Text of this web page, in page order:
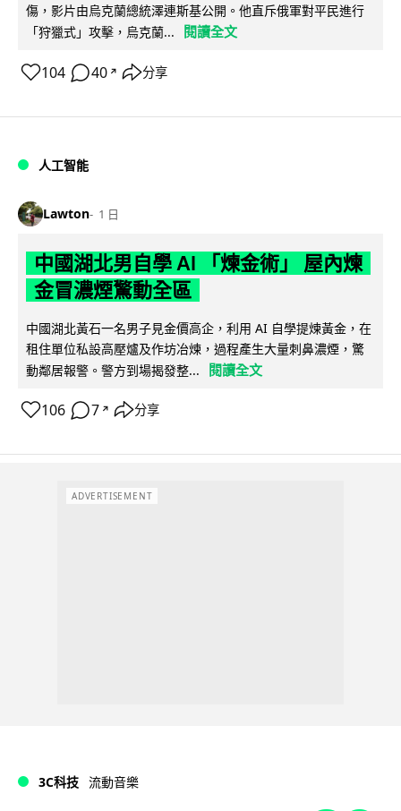
傷，影片由烏克蘭總統澤連斯基公開。他直斥俄軍對平民進行
「狩獵式」攻擊，烏克蘭...
閱讀全文
104 40 ↗ 分享
人工智能
Lawton 1 日
中國湖北男自學 AI 「煉金術」 屋內煉
金冒濃煙驚動全區
中國湖北黃石一名男子見金價高企，利用 AI 自學提煉黃金，在
租住單位私設高壓爐及作坊冶煉，過程產生大量刺鼻濃煙，驚
動鄰居報警。警方到場揭發整...
閱讀全文
106 7 ↗ 分享
ADVERTISEMENT
3C科技 流動音樂